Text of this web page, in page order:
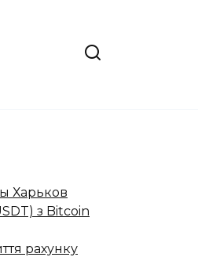
Харьков
з Bitcoin
рахунку